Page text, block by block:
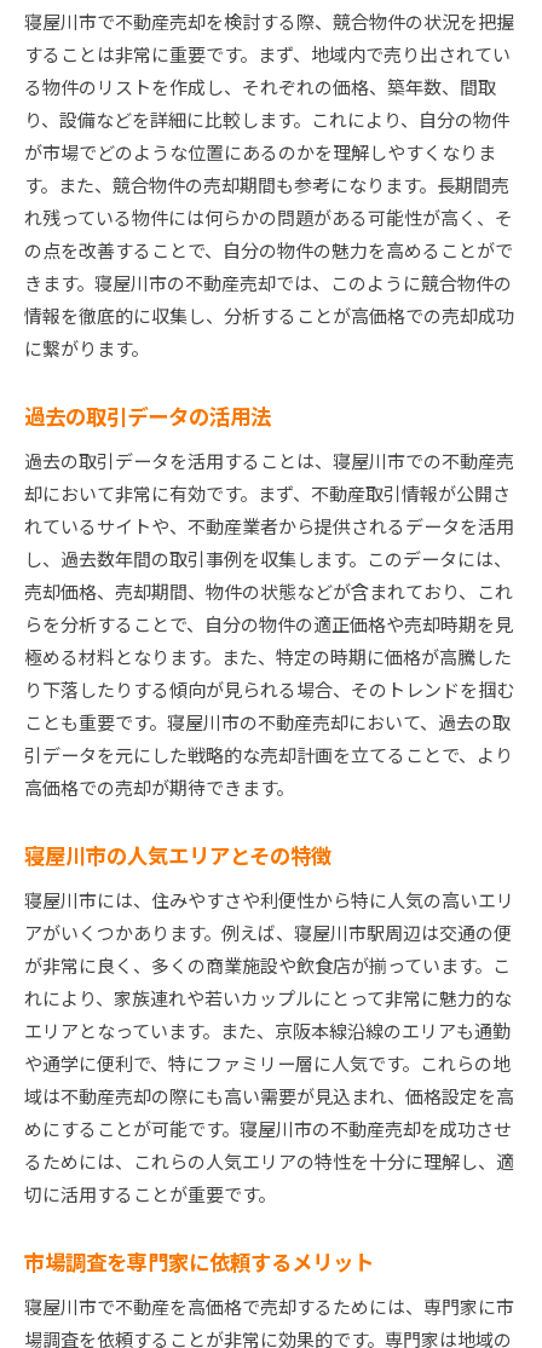
写真と動画を駆使した物件紹介
ターゲット層に向けた広告戦略
寝屋川市内でのオープンハウスの活用
広告戦略の結果を測定し改善する方法
寝屋川市の不動産売却で役立つリフォームとその効
果
売却前に考慮すべきリフォームの種類
リフォームが不動産価値に与える影響
費用対効果の高いリフォームとは
内見前に行うべき簡単な修繕
寝屋川市不動産売却で避けたい落とし穴とその対策
よくある不動産売却の失敗例
売却契約時に注意すべきポイント
不動産業者選びで失敗しないためのコツ
契約書の確認とトラブル防止策
高額修繕が発生しないための対応
売却後のトラブルを防ぐための準備
寝屋川市の不動産売却を成功させるためのエージェ
ント選びのコツ
エージェントの実績と口コミの重要性
契約前に確認すべきエージェントのサービス
売却成功のためのエージェントの役割
複数エージェントの比較と選び方
寝屋川市で不動産売却を検討する際、競合物件の状況を把握
することは非常に重要です。まず、地域内で売り出されてい
る物件のリストを作成し、それぞれの価格、築年数、間取
り、設備などを詳細に比較します。これにより、自分の物件
が市場でどのような位置にあるのかを理解しやすくなりま
す。また、競合物件の売却期間も参考になります。長期間売
れ残っている物件には何らかの問題がある可能性が高く、そ
の点を改善することで、自分の物件の魅力を高めることがで
きます。寝屋川市の不動産売却では、このように競合物件の
情報を徹底的に収集し、分析することが高価格での売却成功
に繋がります。
過去の取引データの活用法
過去の取引データを活用することは、寝屋川市での不動産売
却において非常に有効です。まず、不動産取引情報が公開さ
れているサイトや、不動産業者から提供されるデータを活用
し、過去数年間の取引事例を収集します。このデータには、
売却価格、売却期間、物件の状態などが含まれており、これ
らを分析することで、自分の物件の適正価格や売却時期を見
極める材料となります。また、特定の時期に価格が高騰した
り下落したりする傾向が見られる場合、そのトレンドを掴む
ことも重要です。寝屋川市の不動産売却において、過去の取
引データを元にした戦略的な売却計画を立てることで、より
高価格での売却が期待できます。
寝屋川市の人気エリアとその特徴
寝屋川市には、住みやすさや利便性から特に人気の高いエリ
アがいくつかあります。例えば、寝屋川市駅周辺は交通の便
が非常に良く、多くの商業施設や飲食店が揃っています。こ
れにより、家族連れや若いカップルにとって非常に魅力的な
エリアとなっています。また、京阪本線沿線のエリアも通勤
や通学に便利で、特にファミリー層に人気です。これらの地
域は不動産売却の際にも高い需要が見込まれ、価格設定を高
めにすることが可能です。寝屋川市の不動産売却を成功させ
るためには、これらの人気エリアの特性を十分に理解し、適
切に活用することが重要です。
市場調査を専門家に依頼するメリット
寝屋川市で不動産を高価格で売却するためには、専門家に市
場調査を依頼することが非常に効果的です。専門家は地域の